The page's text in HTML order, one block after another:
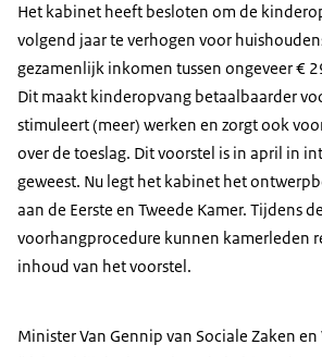
Het kabinet heeft besloten om de
volgend jaar te verhogen voor
gezamenlijk inkomen tussen ongeveer €
Dit maakt kinderopvang betaalbaarder
stimuleert (meer) werken en zorgt ook
over de toeslag. Dit voorstel is in april in
geweest. Nu legt het kabinet het
aan de Eerste en Tweede Kamer. Tijdens
voorhangprocedure kunnen kamerleden
inhoud van het voorstel.
Minister Van Gennip van Sociale Zaken